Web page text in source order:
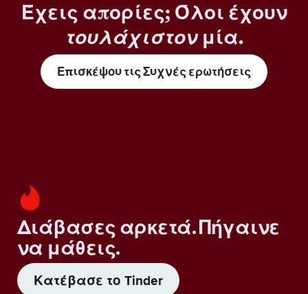
Έχεις απορίες; Όλοι έχουν
τουλάχιστονμία.
Επισκέψου τις Συχνές ερωτήσεις
Διάβασες αρκετά. Πήγαινε
να μάθεις.
Κατέβασε το Tinder